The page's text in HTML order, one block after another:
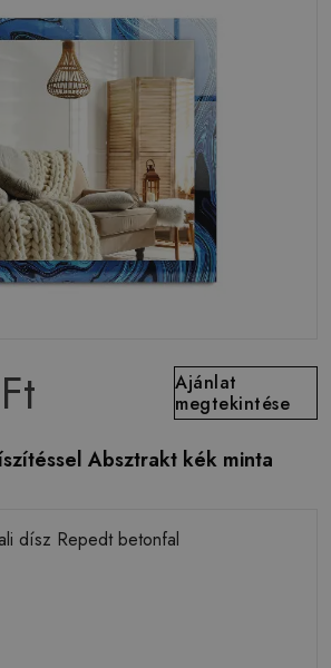
Ajánlat
megtekintése
Absztrakt kék minta